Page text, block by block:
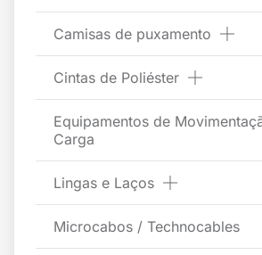
Camisas de puxamento
Cintas de Poliéster
Equipamentos de
Carga
Lingas e Laços
Microcabos / Technocables